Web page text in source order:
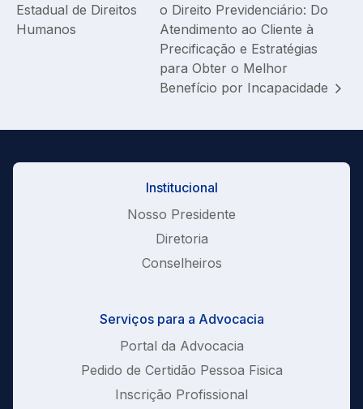
Estadual de Direitos
Humanos
o Direito Previdenciário: Do
Atendimento ao Cliente à
Precificação e Estratégias
para Obter o Melhor
Benefício por Incapacidade
Institucional
Nosso Presidente
Diretoria
Conselheiros
Serviços para a Advocacia
Portal da Advocacia
Pedido de Certidão Pessoa Fisica
Inscrição Profissional